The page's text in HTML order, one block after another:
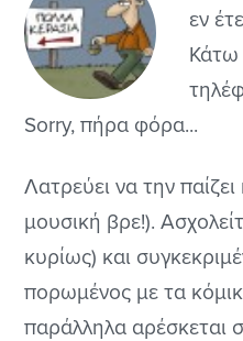
εν
Κάτω
Sorry, πήρα φόρα...
Λατρεύει να την
μουσική βρε!).
κυρίως) και
πορωμένος με τα
παράλληλα αρέσκεται